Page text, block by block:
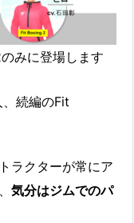
みに登場します
続編のFit
ラクターが常にア
気分はジムでのパ